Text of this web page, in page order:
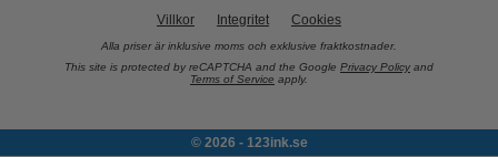
Villkor Integritet Cookies
Alla priser är inklusive moms och exklusive fraktkostnader.
This site is protected by reCAPTCHA and the Google Privacy Policy and
Terms of Service apply.
© 2026 - 123ink.se